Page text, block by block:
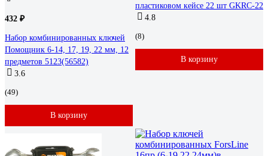
432 ₽
Набор комбинированных ключей
Помощник 6-14, 17, 19, 22 мм, 12
предметов 5123(56582)
3.6
(49)
В корзину
пластиковом кейсе 22 шт GKRC-22
4.8
(8)
В корзину